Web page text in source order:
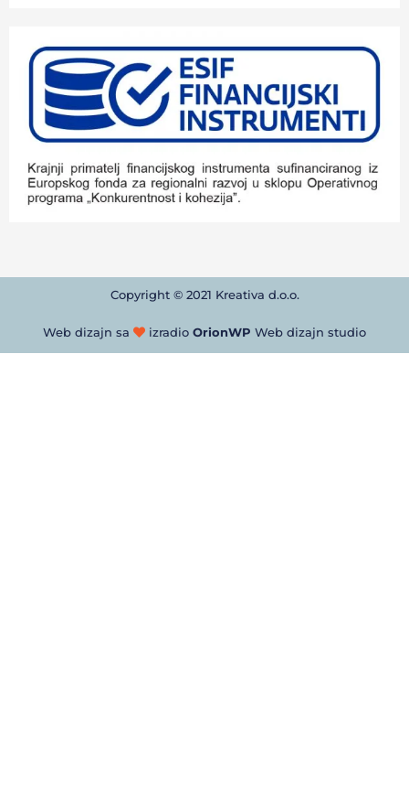
Copyright © 2021 Kreativa d.o.o.
Web dizajn sa izradio OrionWP Web dizajn studio